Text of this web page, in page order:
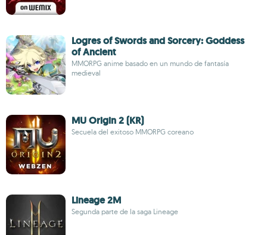
Logres of Swords and Sorcery: Goddess
of Ancient
MMORPG anime basado en un mundo de fantasía
medieval
MU Origin 2 (KR)
Secuela del exitoso MMORPG coreano
Lineage 2M
Segunda parte de la saga Lineage